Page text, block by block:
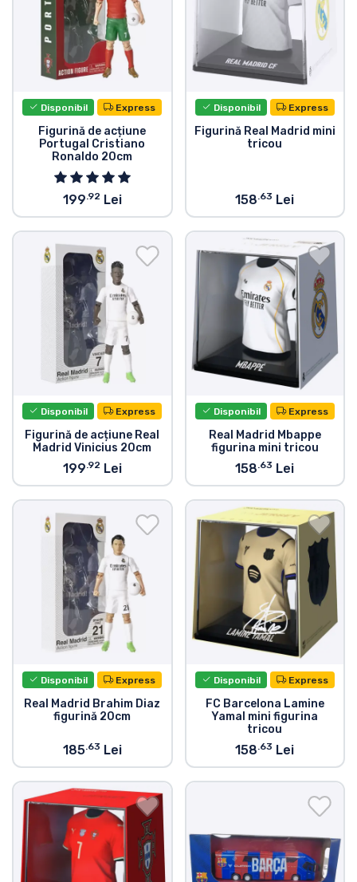
Disponibil Express
Figurină de acțiune
Portugal Cristiano
Ronaldo 20cm
199.92 Lei
Disponibil Express
Figurină Real Madrid mini
tricou
158.63 Lei
Disponibil Express
Figurină de acțiune Real
Madrid Vinicius 20cm
199.92 Lei
Disponibil Express
Real Madrid Mbappe
figurina mini tricou
158.63 Lei
Disponibil Express
Real Madrid Brahim Diaz
figurină 20cm
185.63 Lei
Disponibil Express
FC Barcelona Lamine
Yamal mini figurina
tricou
158.63 Lei
Sortare după filme
Sortare după desene animate
Sortare după Anime
Sortare după jocuri
Sortare după sport
Sortare după muzică
Tipuri de produse
Mărci